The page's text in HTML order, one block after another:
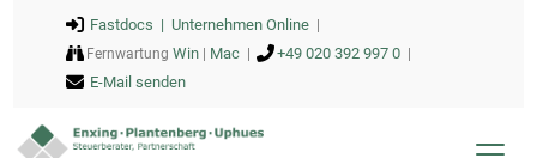
Fastdocs | Unternehmen Online|
Fernwartung Win| Mac| +49 020 392 997 0|
E-Mail senden